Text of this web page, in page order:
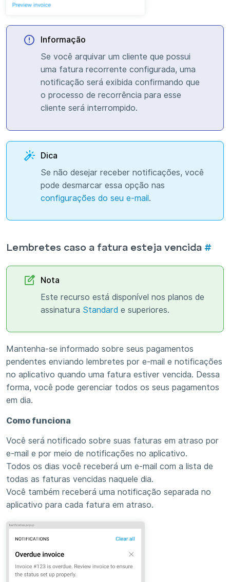
Informação
Se você arquivar um cliente que possui
uma fatura recorrente configurada, uma
notificação será exibida confirmando que
o processo de recorrência para esse
cliente será interrompido.
Dica
Se não desejar receber notificações, você
pode desmarcar essa opção nas
configurações do seu e-mail.
Lembretes caso a fatura esteja vencida #
Nota
Este recurso está disponível nos planos de
assinatura Standard e superiores.
Mantenha-se informado sobre seus pagamentos
pendentes enviando lembretes por e-mail e notificações
no aplicativo quando uma fatura estiver vencida. Dessa
forma, você pode gerenciar todos os seus pagamentos
em dia.
Como funciona
Você será notificado sobre suas faturas em atraso por
e-mail e por meio de notificações no aplicativo.
Todos os dias você receberá um e-mail com a lista de
todas as faturas vencidas naquele dia.
Você também receberá uma notificação separada no
aplicativo para cada fatura em atraso.